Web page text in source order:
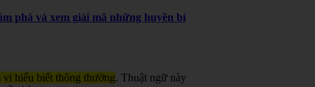
phá và xem giải mã những huyền bí
vi hiểu biết thông thường. Thuật ngữ này